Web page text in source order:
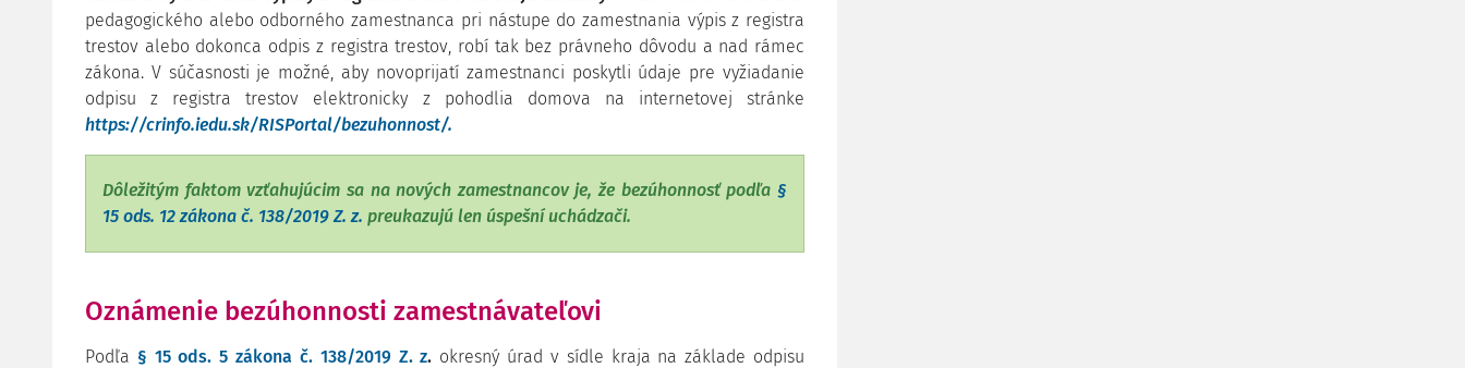
pedagogického alebo odborného zamestnanca pri nástupe do zamestnania výpis z registra
trestov alebo dokonca odpis z registra trestov, robí tak bez právneho dôvodu a nad rámec
zákona. V súčasnosti je možné, aby novoprijatí zamestnanci poskytli údaje pre vyžiadanie
odpisu z registra trestov elektronicky z pohodlia domova na internetovej stránke
https://crinfo.iedu.sk/RISPortal/bezuhonnost/.
Dôležitým faktom vzťahujúcim sa na nových zamestnancov je, že bezúhonnosť podľa §
15 ods. 12 zákona č. 138/2019 Z. z. preukazujú len úspešní uchádzači.
Oznámenie bezúhonnosti zamestnávateľovi
Podľa § 15 ods. 5 zákona č. 138/2019 Z. z. okresný úrad v sídle kraja na základe odpisu